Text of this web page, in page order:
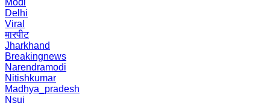
Modi
Delhi
Viral
मारपीट
Jharkhand
Breakingnews
Narendramodi
Nitishkumar
Madhya_pradesh
Nsui